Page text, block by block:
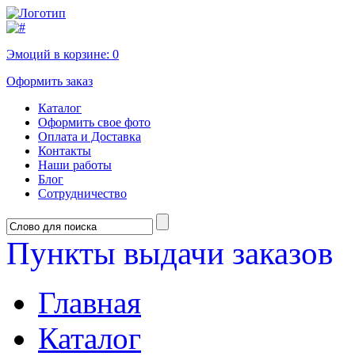
Эмоций в корзине: 0
Оформить заказ
Каталог
Оформить свое фото
Оплата и Доставка
Контакты
Наши работы
Блог
Сотрудничество
Пункты выдачи заказов
Главная
Каталог